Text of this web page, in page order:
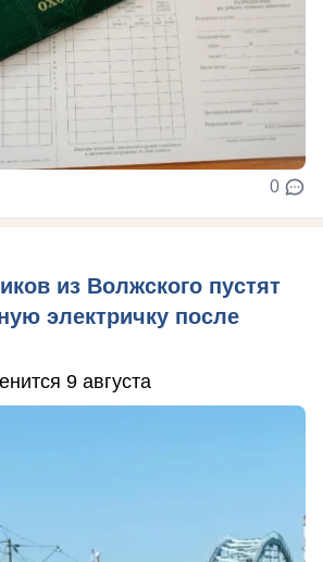
0
из Волжского пустят
электричку после
9 августа